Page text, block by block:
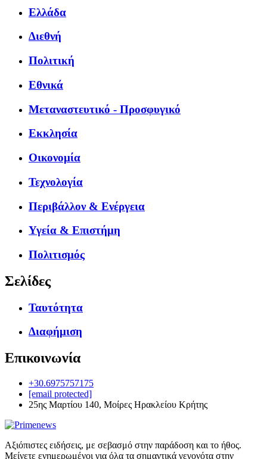
Ελλάδα
Διεθνή
Πολιτική
Εθνικά
Μεταναστευτικό - Προσφυγικό
Εκκλησία
Οικονομία
Τεχνολογία
Περιβάλλον & Ενέργεια
Υγεία & Επιστήμη
Πολιτισμός
Σελίδες
Ταυτότητα
Διαφήμιση
Επικοινωνία
+30.6975757175
[email protected]
25ης Μαρτίου 140, Μοίρες Ηρακλείου Κρήτης
Αξιόπιστες ειδήσεις, με σεβασμό στην παράδοση και το ήθος.
Μείνετε ενημερωμένοι για όλα τα σημαντικά γεγονότα στην